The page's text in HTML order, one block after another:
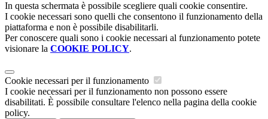
In questa schermata è possibile scegliere quali cookie consentire.
I cookie necessari sono quelli che consentono il funzionamento della
piattaforma e non è possibile disabilitarli.
Per conoscere quali sono i cookie necessari al funzionamento potete
visionare la COOKIE POLICY.
Cookie necessari per il funzionamento
I cookie necessari per il funzionamento non possono essere
disabilitati. È possibile consultare l'elenco nella pagina della cookie
policy.